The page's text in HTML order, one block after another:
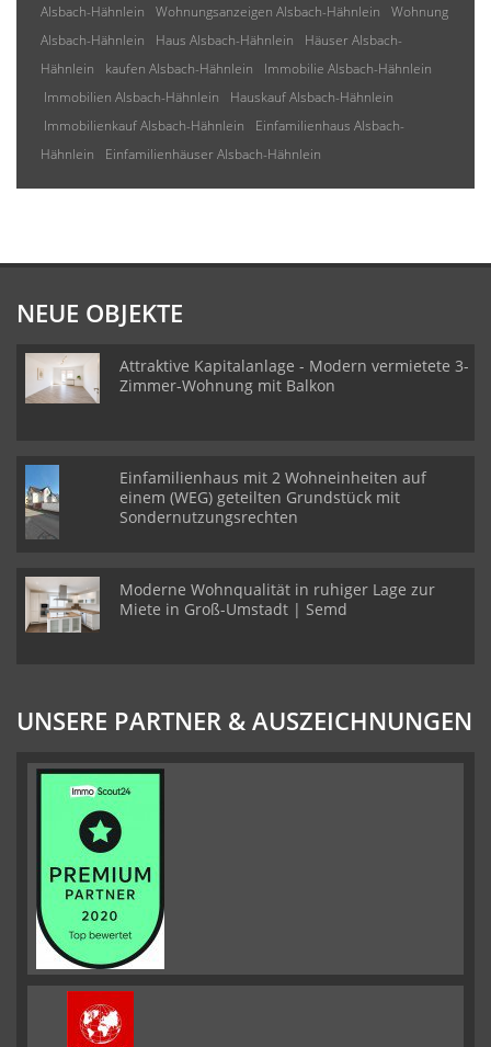
Alsbach-Hähnlein Wohnungsanzeigen Alsbach-Hähnlein
Wohnung
Alsbach-Hähnlein
Haus Alsbach-Hähnlein
Häuser Alsbach-
Hähnlein
kaufen Alsbach-Hähnlein
Immobilie Alsbach-Hähnlein
Immobilien Alsbach-Hähnlein
Hauskauf Alsbach-Hähnlein
Immobilienkauf Alsbach-Hähnlein
Einfamilienhaus Alsbach-
Hähnlein
Einfamilienhäuser Alsbach-Hähnlein
NEUE OBJEKTE
Attraktive Kapitalanlage - Modern vermietete 3-
Zimmer-Wohnung mit Balkon
Einfamilienhaus mit 2 Wohneinheiten auf
einem (WEG) geteilten Grundstück mit
Sondernutzungsrechten
Moderne Wohnqualität in ruhiger Lage zur
Miete in Groß-Umstadt | Semd
UNSERE PARTNER & AUSZEICHNUNGEN